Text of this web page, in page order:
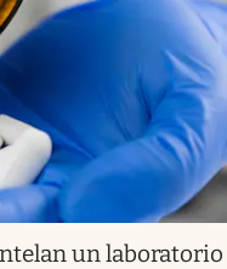
un laboratorio